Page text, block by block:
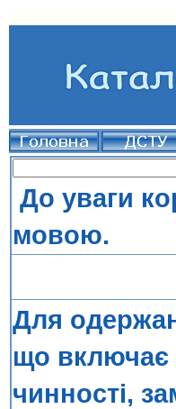
До уваги
мовою.
Для
що включає
чинності,